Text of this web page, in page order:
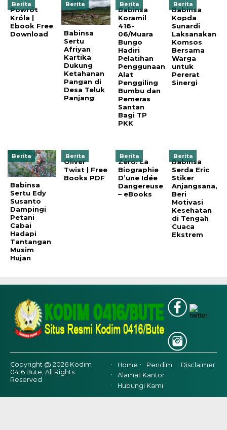
Berita
Powrót
Króla |
Ebook Free
Download
Berita
Babinsa
Sertu
Afriyan
Kartika
Dukung
Ketahanan
Pangan di
Desa Teluk
Panjang
Berita
Babinsa
Koramil
416-
06/Muara
Bungo
Hadiri
Pelatihan
Penggunaan
Alat
Penggiling
Bumbu dan
Pemeras
Santan
Bagi TP
PKK
Berita
Babinsa
Kopda
Sunardi
Laksanakan
Komsos
Bersama
Warga
untuk
Pererat
Sinergi
Berita
Babinsa
Sertu Edy
Susanto
Dampingi
Petani
Cabai
Hadapi
Tantangan
Musim
Hujan
Berita
Oliver
Twist | Free
Books PDF
Berita
Zéro: La
Biographie
D’une Idée
Dangereuse
– eBooks
Berita
Babinsa
Serda Eric
Stiker
Anjangsana,
Beri
Motivasi
Kesehatan
di Tengah
Cuaca
Ekstrem
Copyright @ 2026 Kodim
0416 Bute, All Rights
Reserved
Home Pendim
Disclaimer
Alamat Kantor
Hubungi Kami